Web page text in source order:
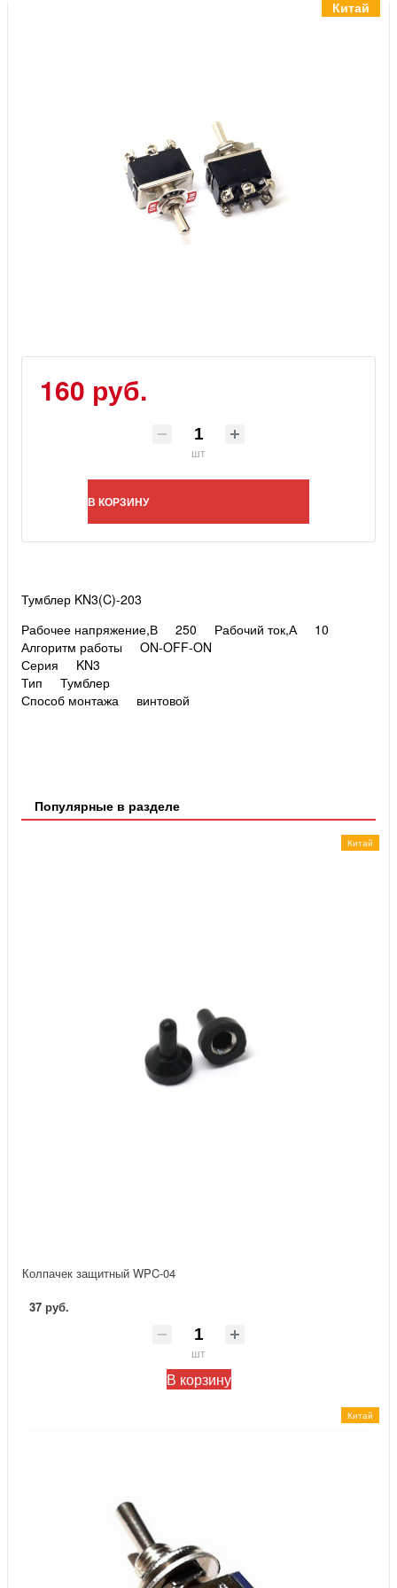
Услуги
Китай
160 руб.
шт
В КОРЗИНУ
Тумблер KN3(C)-203
Рабочее напряжение,В 250
Рабочий ток,А 10
Алгоритм работы ON-OFF-ON
Серия KN3
Тип Тумблер
Способ монтажа винтовой
Популярные в разделе
Китай
Колпачек защитный WPC-04
37 руб.
шт
В корзину
Китай